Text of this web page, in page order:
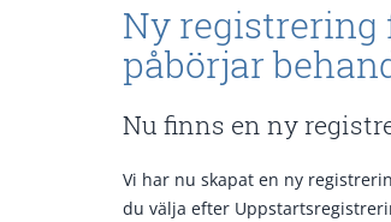
Ny registrering
påbörjar
Nu finns en ny
Vi har nu skapat en ny
du välja efter